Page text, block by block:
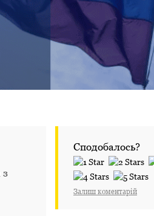
з
Сподобалось?
Залиш коментарій